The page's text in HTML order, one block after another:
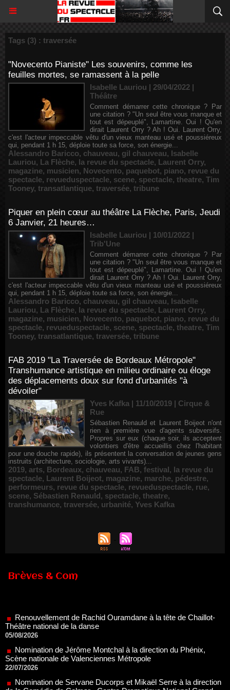
Tags (3) : traversée
"Novecento Pianiste" Les souvenirs, comme les
feuilles mortes, se ramassent à la pelle
Isabelle Lauriou | 29/04/2022 |
Théâtre
Comment démarrer cette chronique ? Par
une citation ? "Un seul être vous manque et
tout est dépeuplé", Lamartine. Oui ! Qu'en
dirait Laurent Orry ? Ah ! Oui. Laurent Orry,
c'est l'acteur impeccable vêtu d'un vieux manteau usé et poussiéreux
qui, pendant 1 h 15, déploie toute sa force, son énergie...
Alessandro Baricco, chauveau, gil chauveau, Isabelle
Lauriou, La Flèche, la revue du spectacle, Laurent Orry,
magazine, musicien, Novecento, paquebot, piano, revue du
spectacle, revueduspectacle, scene, spectacle, theatre, Tim
Tooney, transatlantique, traversée, tribune
Piquer en plein cœur au théâtre La Flèche, Paris, Jeudi
6 Janvier, 21 heures…
Isabelle Lauriou | 10/01/2022 |
Trib'Une
Comment démarrer cette chronique ? Par
une citation ? "Un seul être vous manque et
tout est dépeuplé", Lamartine. Oui ! Qu'en
dirait Laurent Orry ? Ah ! Oui. Laurent Orry,
c'est l'acteur impeccable vêtu d'un vieux manteau usé et poussiéreux
qui, pendant 1 h 15, déploie toute sa force, son énergie...
Alessandro Baricco, chauveau, gil chauveau, Isabelle
Lauriou, La Flèche, la revue du spectacle, Laurent Orry,
magazine, musicien, Novecento, paquebot, piano, revue du
spectacle, revueduspectacle, scene, spectacle, theatre, Tim
Tooney, transatlantique, traversée, tribune
FAB 2019 "La Traversée de Bordeaux Métropole"
Transhumance artistique en milieu ordinaire ou éloge
des déplacements doux sur fond d'urbanités "à
dévoiler"
Yves Kafka | 11/10/2019 | Cirque &
Rue
Sébastien Renauld et Laurent Boijeot n'ont
rien à première vue d'agents subversifs.
Propres sur eux (chaque soir, ils acceptent
volontiers d'être accueillis chez l'habitant
pour une douche rapide), ils présentent la conversation de jeunes gens
instruits (architecture, sociologie, arts vivants)...
2019, arts, Bordeaux, chauveau, FAB, festival, la revue du
spectacle, Laurent Boijeot, magazine, marche, pédestre,
performeurs, revue du spectacle, revueduspectacle, rue,
scene, Sébastien Renauld, spectacle, theatre,
transhumance, traversée, urbanité, Yves Kafka
Brèves & Com
05/08/2026
Nomination de Jérôme Montchal à la direction du Phénix,
Scène nationale de Valenciennes Métropole
22/07/2026
Nomination de Servane Ducorps et Mikaël Serre à la direction
de la Comédie de Colmar - Centre Dramatique National Grand
Est Alsace
07/07/2026